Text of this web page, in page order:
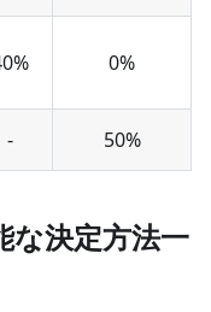
0%
- 50%
な決定方法一